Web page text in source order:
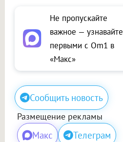
Не пропускайте
важное — узнавайте
первыми с Om1 в
«Макс»
Сообщить новость
Размещение рекламы
Макс Телеграм